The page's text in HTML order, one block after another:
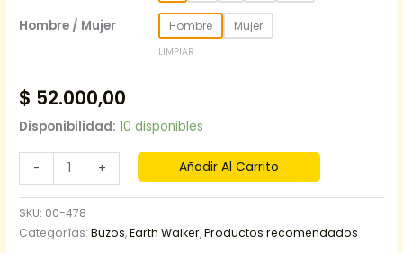
Hombre / Mujer Hombre Mujer
LIMPIAR
$ 52.000,00
Disponibilidad: 10 disponibles
- + Añadir Al Carrito
SKU: 00-478
Categorías:Buzos,Earth Walker,Productos recomendados